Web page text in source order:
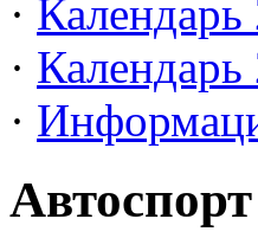
· Календарь
· Календарь
·